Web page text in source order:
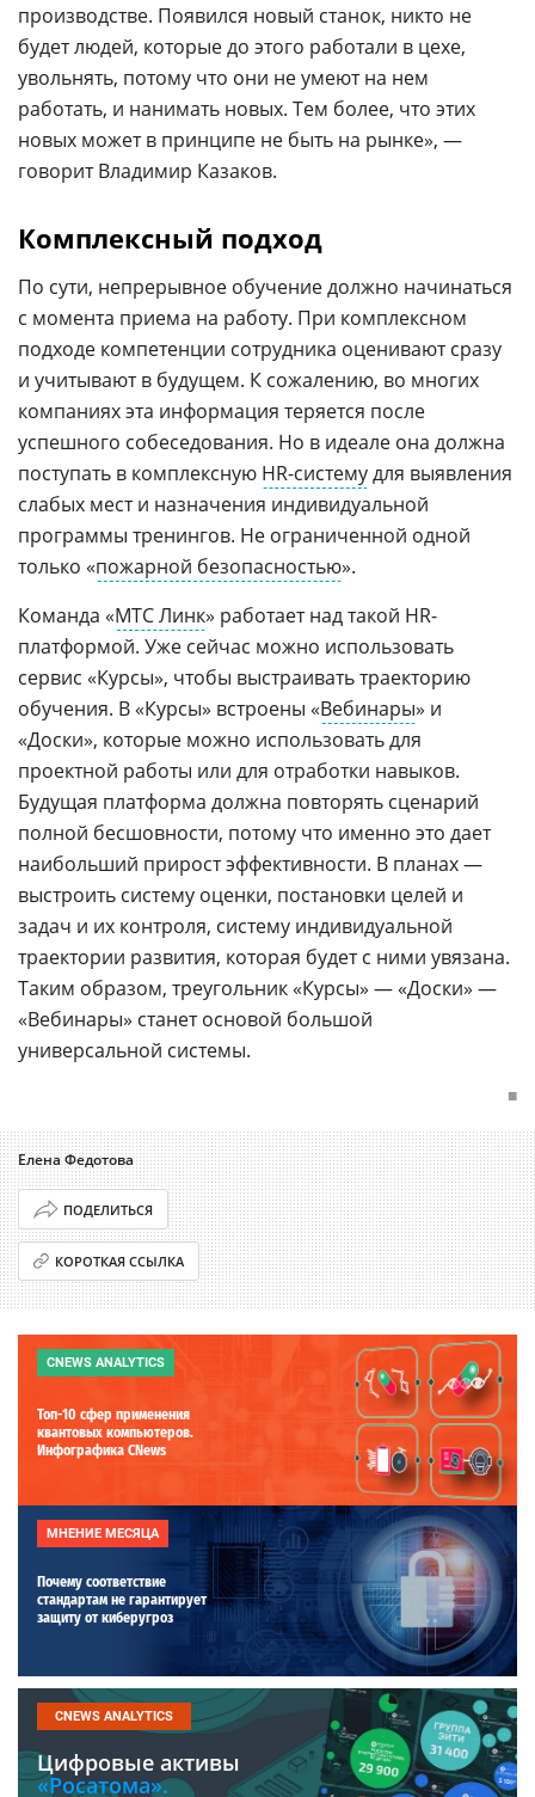
производстве. Появился новый станок, никто не
будет людей, которые до этого работали в цехе,
увольнять, потому что они не умеют на нем
работать, и нанимать новых. Тем более, что этих
новых может в принципе не быть на рынке», —
говорит Владимир Казаков.
Комплексный подход
По сути, непрерывное обучение должно начинаться
с момента приема на работу. При комплексном
подходе компетенции сотрудника оценивают сразу
и учитывают в будущем. К сожалению, во многих
компаниях эта информация теряется после
успешного собеседования. Но в идеале она должна
поступать в комплексную HR-системудля выявления
слабых мест и назначения индивидуальной
программы тренингов. Не ограниченной одной
только «пожарной безопасностью».
Команда «МТС Линк» работает над такой HR-
платформой. Уже сейчас можно использовать
сервис «Курсы», чтобы выстраивать траекторию
обучения. В «Курсы» встроены «Вебинары» и
«Доски», которые можно использовать для
проектной работы или для отработки навыков.
Будущая платформа должна повторять сценарий
полной бесшовности, потому что именно это дает
наибольший прирост эффективности. В планах —
выстроить систему оценки, постановки целей и
задач и их контроля, систему индивидуальной
траектории развития, которая будет с ними увязана.
Таким образом, треугольник «Курсы» — «Доски» —
«Вебинары» станет основой большой
универсальной системы.
■
Елена Федотова
ПОДЕЛИТЬСЯ
КОРОТКАЯ ССЫЛКА
CNEWS ANALYTICS
Топ-10 сфер применения
квантовых компьютеров.
Инфографика CNews
МНЕНИЕ МЕСЯЦА
Почему соответствие
стандартам не гарантирует
защиту от киберугроз
CNEWS ANALYTICS
Цифровые активы
«Росатома».